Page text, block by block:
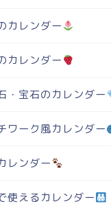
カレンダー
カレンダー
・宝石のカレンダー
ワーク風カレンダー
レンダー
使えるカレンダー